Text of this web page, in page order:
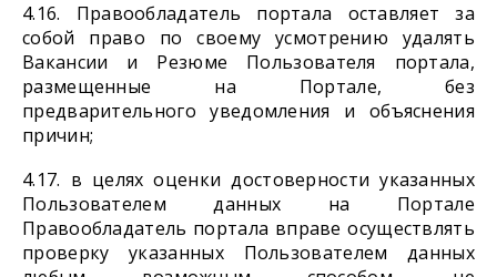
4.16. Правообладатель портала оставляет за
собой право по своему усмотрению удалять
Вакансии и Резюме Пользователя портала,
размещенные на Портале, без
предварительного уведомления и объяснения
причин;
4.17. в целях оценки достоверности указанных
Пользователем данных на Портале
Правообладатель портала вправе осуществлять
проверку указанных Пользователем данных